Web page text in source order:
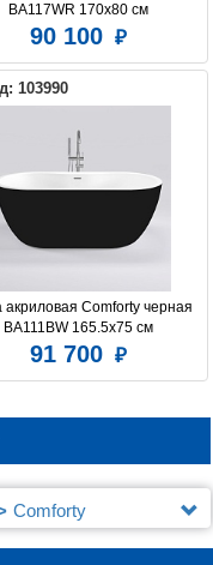
BA117WR 170x80 см
90 100
103990
акриловая Comforty черная
BA111BW 165.5x75 см
91 700
Comforty